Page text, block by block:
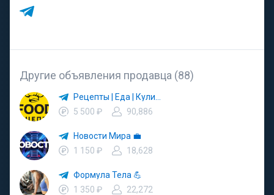
Другие объявления продавца (88)
5 500 ₽
90,886
Новости Мира 💼
1 150 ₽
18,628
Формула Тела 💪
1 350 ₽
22,272